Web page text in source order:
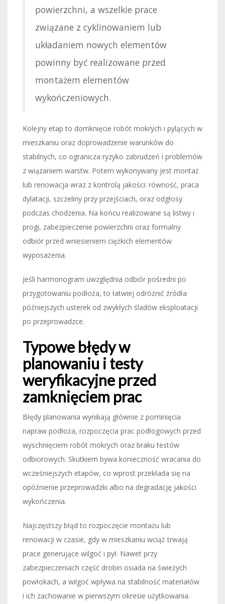
powierzchni, a wszelkie prace
związane z cyklinowaniem lub
układaniem nowych elementów
powinny być realizowane przed
montażem elementów
wykończeniowych.
Kolejny etap to domknięcie robót mokrych i pylących w
mieszkaniu oraz doprowadzenie warunków do
stabilnych, co ogranicza ryzyko zabrudzeń i problemów
z wiązaniem warstw. Potem wykonywany jest montaż
lub renowacja wraz z kontrolą jakości: równość, praca
dylatacji, szczeliny przy przejściach, oraz odgłosy
podczas chodzenia. Na końcu realizowane są listwy i
progi, zabezpieczenie powierzchni oraz formalny
odbiór przed wniesieniem ciężkich elementów
wyposażenia.
Jeśli harmonogram uwzględnia odbiór pośredni po
przygotowaniu podłoża, to łatwiej odróżnić źródła
późniejszych usterek od zwykłych śladów eksploatacji
po przeprowadzce.
Typowe błędy w
planowaniu i testy
weryfikacyjne przed
zamknięciem prac
Błędy planowania wynikają głównie z pominięcia
napraw podłoża, rozpoczęcia prac podłogowych przed
wyschnięciem robót mokrych oraz braku testów
odbiorowych. Skutkiem bywa konieczność wracania do
wcześniejszych etapów, co wprost przekłada się na
opóźnienie przeprowadzki albo na degradację jakości
wykończenia.
Najczęstszy błąd to rozpoczęcie montażu lub
renowacji w czasie, gdy w mieszkaniu wciąż trwają
prace generujące wilgoć i pył. Nawet przy
zabezpieczeniach część drobin osiada na świeżych
powłokach, a wilgoć wpływa na stabilność materiałów
i ich zachowanie w pierwszym okresie użytkowania.